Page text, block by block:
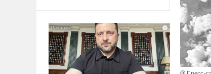
псевдонаучной фантастики,
стало всерьез обсуждаемой
идеей.